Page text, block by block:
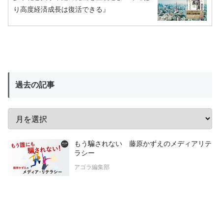
り高度経済成長は復活できる』
過去の記事
もう騙されない 藤原かずえのメディアリテ
ラシー
アゴラ編集部